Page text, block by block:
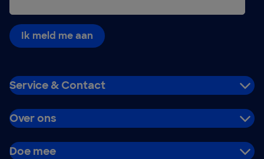
Ik meld me aan
Service & Contact
Over ons
Doe mee